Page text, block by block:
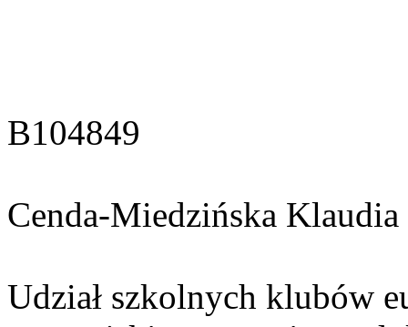
B104849
Cenda-Miedzińska Klaudia
Udział szkolnych klubów